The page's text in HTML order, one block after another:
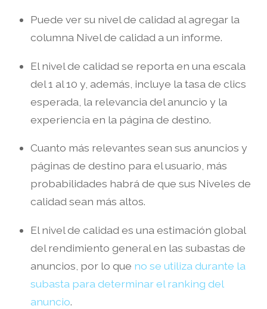
Puede ver su nivel de calidad al agregar la
columna Nivel de calidad a un informe.
El nivel de calidad se reporta en una escala
del 1 al 10 y, además, incluye la tasa de clics
esperada, la relevancia del anuncio y la
experiencia en la página de destino.
Cuanto más relevantes sean sus anuncios y
páginas de destino para el usuario, más
probabilidades habrá de que sus Niveles de
calidad sean más altos.
El nivel de calidad es una estimación global
del rendimiento general en las subastas de
anuncios, por lo que no se utiliza durante la
subasta para determinar el ranking del
anuncio.